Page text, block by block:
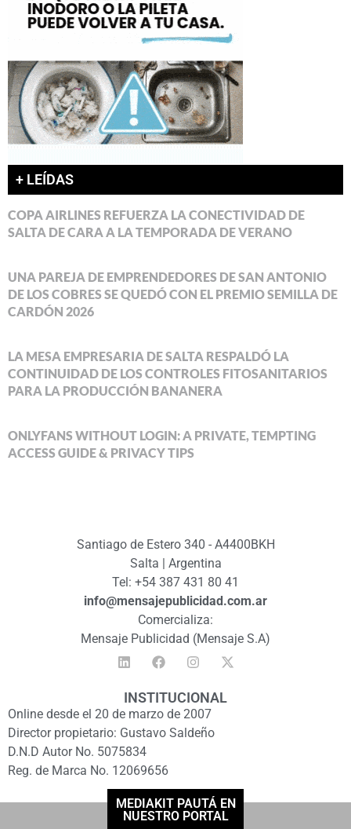
+ LEÍDAS
COPA AIRLINES REFUERZA LA CONECTIVIDAD DE
SALTA DE CARA A LA TEMPORADA DE VERANO
UNA PAREJA DE EMPRENDEDORES DE SAN ANTONIO
DE LOS COBRES SE QUEDÓ CON EL PREMIO SEMILLA DE
CARDÓN 2026
LA MESA EMPRESARIA DE SALTA RESPALDÓ LA
CONTINUIDAD DE LOS CONTROLES FITOSANITARIOS
PARA LA PRODUCCIÓN BANANERA
ONLYFANS WITHOUT LOGIN: A PRIVATE, TEMPTING
ACCESS GUIDE & PRIVACY TIPS
Santiago de Estero 340 - A4400BKH
Salta | Argentina
Tel: +54 387 431 80 41
info@mensajepublicidad.com.ar
Comercializa:
Mensaje Publicidad (Mensaje S.A)
INSTITUCIONAL
Online desde el 20 de marzo de 2007
Director propietario: Gustavo Saldeño
D.N.D Autor No. 5075834
Reg. de Marca No. 12069656
MEDIAKIT PAUTÁ EN
NUESTRO PORTAL